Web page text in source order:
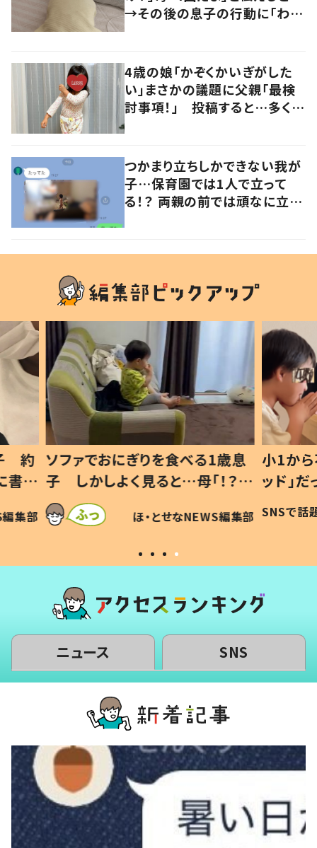
→その後の息子の行動に「わか
4歳の娘「かぞくかいぎがした
い」まさかの議題に父親「最検
討事項！」 投稿すると…多くの
つかまり立ちしかできない我が
子…保育園では1人で立って
る！？ 両親の前では頑なに立た
歳息
？」
編集部
小1から不登校、息子は「ギフテ
ッド」だった 父が“ウチ給食”を
作り続ける理由とは #令和の親
#令和の子
SNSで話題 ほ・とせなNEWS編集部
ひ孫
が、抱
「涙
い」
ニュース SNS